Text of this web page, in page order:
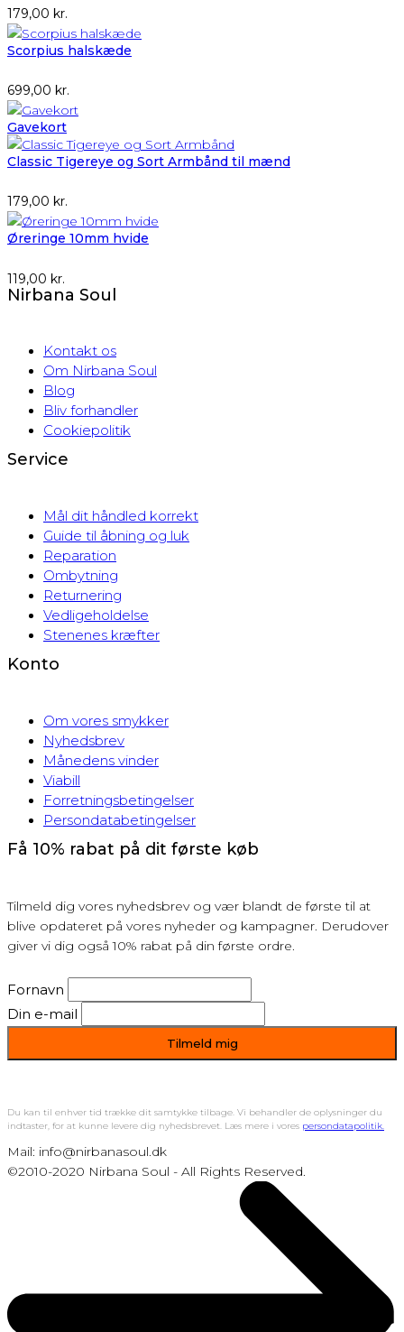
179,00 kr.
Scorpius halskæde
699,00 kr.
Gavekort
Classic Tigereye og Sort Armbånd til mænd
179,00 kr.
Øreringe 10mm hvide
119,00 kr.
Nirbana Soul
Kontakt os
Om Nirbana Soul
Blog
Bliv forhandler
Cookiepolitik
Service
Mål dit håndled korrekt
Guide til åbning og luk
Reparation
Ombytning
Returnering
Vedligeholdelse
Stenenes kræfter
Konto
Om vores smykker
Nyhedsbrev
Månedens vinder
Viabill
Forretningsbetingelser
Persondatabetingelser
Få 10% rabat på dit første køb
Tilmeld dig vores nyhedsbrev og vær blandt de første til at
blive opdateret på vores nyheder og kampagner. Derudover
giver vi dig også 10% rabat på din første ordre.
Fornavn
Din e-mail
Du kan til enhver tid trække dit samtykke tilbage. Vi behandler de oplysninger du
indtaster, for at kunne levere dig nyhedsbrevet. Læs mere i vores persondatapolitik.
Mail: info@nirbanasoul.dk
©2010-2020 Nirbana Soul - All Rights Reserved.